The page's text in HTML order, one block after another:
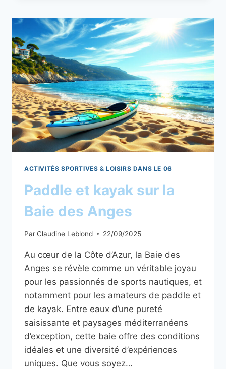
DANS
LES
GORGES
DU
LOUP
ACTIVITÉS SPORTIVES & LOISIRS DANS LE 06
Paddle et kayak sur la
Baie des Anges
ParClaudine Leblond 22/09/2025
Au cœur de la Côte d’Azur, la Baie des
Anges se révèle comme un véritable joyau
pour les passionnés de sports nautiques, et
notamment pour les amateurs de paddle et
de kayak. Entre eaux d’une pureté
saisissante et paysages méditerranéens
d’exception, cette baie offre des conditions
idéales et une diversité d’expériences
uniques. Que vous soyez…